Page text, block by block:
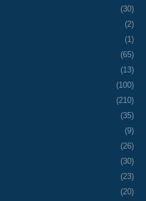
(30)
(2)
(1)
(65)
(13)
(100)
(210)
(35)
(9)
(26)
(30)
(23)
(20)